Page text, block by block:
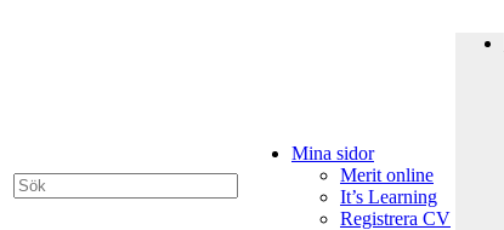
Mina sidor
Merit online
It’s Learning
Registrera CV